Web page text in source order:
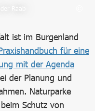
ist im Burgenland
für eine
mit der Agenda
der Planung und
Naturparke
Schutz von